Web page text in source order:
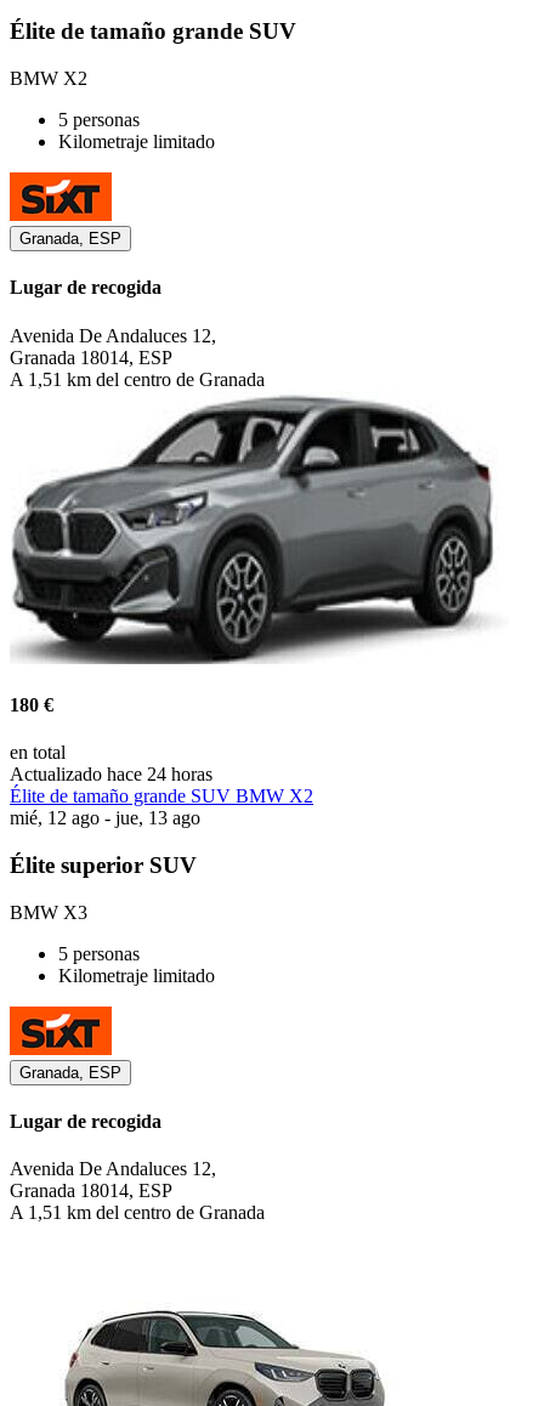
Élite de tamaño grande SUV
BMW X2
5 personas
Kilometraje limitado
Granada, ESP
Lugar de recogida
Avenida De Andaluces 12,
Granada 18014, ESP
A 1,51 km del centro de Granada
180 €
en total
Actualizado hace 24 horas
Élite de tamaño grande SUV BMW X2
mié, 12 ago - jue, 13 ago
Élite superior SUV
BMW X3
5 personas
Kilometraje limitado
Granada, ESP
Lugar de recogida
Avenida De Andaluces 12,
Granada 18014, ESP
A 1,51 km del centro de Granada